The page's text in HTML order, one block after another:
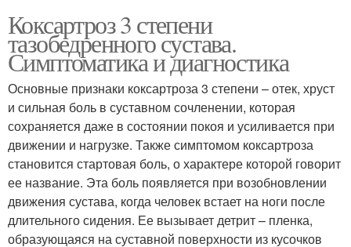
Коксартроз 3 степени
тазобедренного сустава.
Симптоматика и диагностика
Основные признаки коксартроза 3 степени – отек, хруст
и сильная боль в суставном сочленении, которая
сохраняется даже в состоянии покоя и усиливается при
движении и нагрузке. Также симптомом коксартроза
становится стартовая боль, о характере которой говорит
ее название. Эта боль появляется при возобновлении
движения сустава, когда человек встает на ноги после
длительного сидения. Ее вызывает детрит – пленка,
образующаяся на суставной поверхности из кусочков